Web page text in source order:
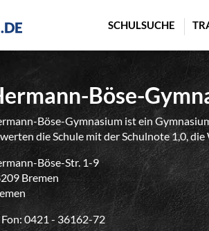
SCHULSUCHE
Böse-
Böse-Gymnasium ist ein
die Schule mit der Schulnote 1,0,
Böse-Str. 1-9
Bremen
Fon: 0421 - 36162-72